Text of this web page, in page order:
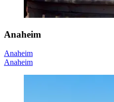
Anaheim
Anaheim
Anaheim